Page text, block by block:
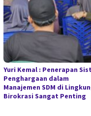
Yuri Kemal : Penerapan
Penghargaan dalam
Manajemen SDM di
Birokrasi Sangat Penting